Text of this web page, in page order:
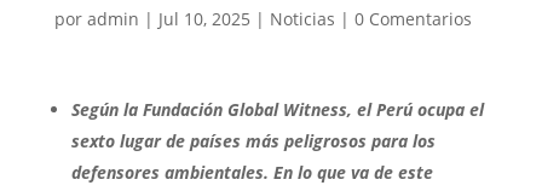
por admin | Jul 10, 2025 | Noticias | 0 Comentarios
Según la Fundación Global Witness, el Perú ocupa el
sexto lugar de países más peligrosos para los
defensores ambientales. En lo que va de este